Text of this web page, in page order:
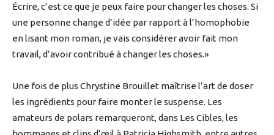
Écrire, c’est ce que je peux faire pour changer les choses. Si
une personne change d’idée par rapport à l’homophobie
en lisant mon roman, je vais considérer avoir fait mon
travail, d’avoir contribué à changer les choses.»
Une fois de plus Chrystine Brouillet maîtrise l’art de doser
les ingrédients pour faire monter le suspense. Les
amateurs de polars remarqueront, dans Les Cibles, les